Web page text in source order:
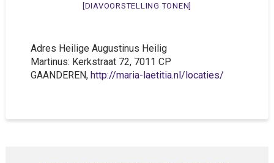
[DIAVOORSTELLING TONEN]
Adres Heilige Augustinus Heilig
Martinus: Kerkstraat 72, 7011 CP
GAANDEREN, http://maria-laetitia.nl/locaties/